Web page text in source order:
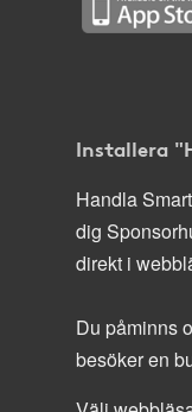
Installera
Handla
dig
direkt i
Du påminns
besöker en